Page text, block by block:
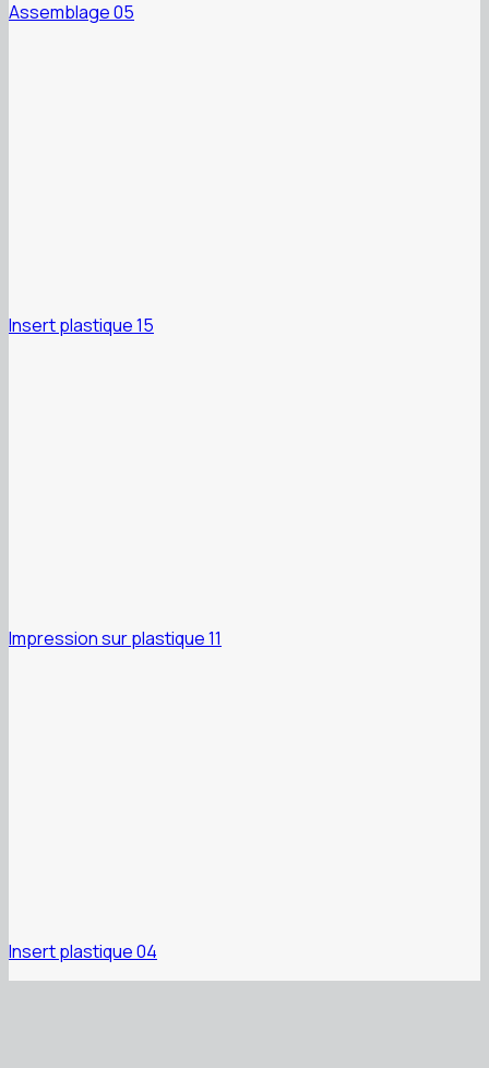
Assemblage 05
Insert plastique 15
Impression sur plastique 11
Insert plastique 04